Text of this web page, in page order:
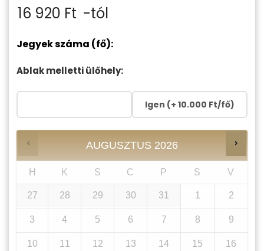
16 920 Ft -tól
Jegyek száma (fő):
Ablak melletti ülőhely:
Igen (+ 10.000 Ft/fő)
AUGUSZTUS 2026
H K S C P S V
27 28 29 30 31 1 2
3 4 5 6 7 8 9
10 11 12 13 14 15 16